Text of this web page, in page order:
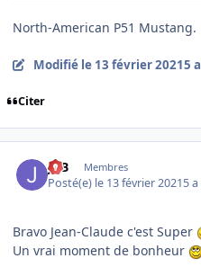
North-American P51 Mustang.
Modifié le 13 février 20215 a
Citer
JPB Membres
Posté(e) le 13 février 20215 a
Bravo Jean-Claude c'est Super
Un vrai moment de bonheur